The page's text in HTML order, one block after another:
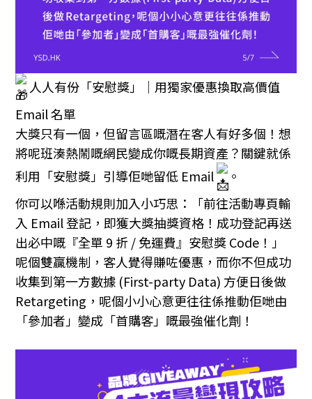
人人有份「安慰獎」｜用獨家優惠換取高價值
Email 名單
大獎只有一個，但留言區嘅潛在客人有好多個！想
將呢班湊熱鬧嘅網民變成你嘅長期資產？關鍵就係
利用「安慰獎」引導佢哋留低 Email
。
你可以喺活動規則加入小巧思：「前往活動專頁輸
入 Email 登記，即獲大獎抽獎資格！成功登記再送
出必中嘅『全單 9 折 / 免運費』安慰獎 Code！」
呢個雙贏機制，客人覺得賺咗優惠，而你不但成功
收集到第一方數據 (First-party Data) 方便日後做
Retargeting，呢個小小心意更往往係推動佢哋由
「參加者」變成「首購客」嘅最強催化劑！